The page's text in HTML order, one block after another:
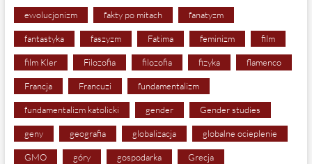
ewolucjonizm fakty po mitach fanatyzm
fantastyka faszyzm Fatima feminizm film
film Kler Filozofia filozofia fizyka flamenco
Francja Francuzi fundamentalizm
fundamentalizm katolicki gender Gender studies
geny geografia globalizacja globalne ocieplenie
GMO góry gospodarka Grecja